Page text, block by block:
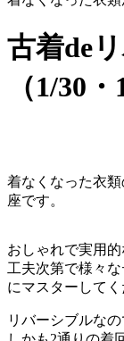
古着de
（1/30
着なくなった衣
座です。
おしゃれで実用
工夫次第で様々
にマスターしてく
リバーシブルな